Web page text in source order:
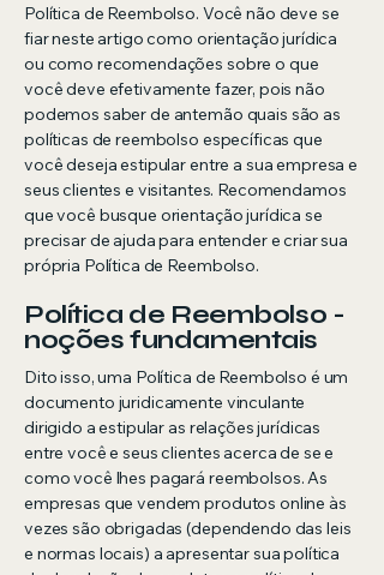
Política de Reembolso. Você não deve se
fiar neste artigo como orientação jurídica
ou como recomendações sobre o que
você deve efetivamente fazer, pois não
podemos saber de antemão quais são as
políticas de reembolso específicas que
você deseja estipular entre a sua empresa e
seus clientes e visitantes. Recomendamos
que você busque orientação jurídica se
precisar de ajuda para entender e criar sua
própria Política de Reembolso.
Política de Reembolso -
noções fundamentais
Dito isso, uma Política de Reembolso é um
documento juridicamente vinculante
dirigido a estipular as relações jurídicas
entre você e seus clientes acerca de se e
como você lhes pagará reembolsos. As
empresas que vendem produtos online às
vezes são obrigadas (dependendo das leis
e normas locais) a apresentar sua política